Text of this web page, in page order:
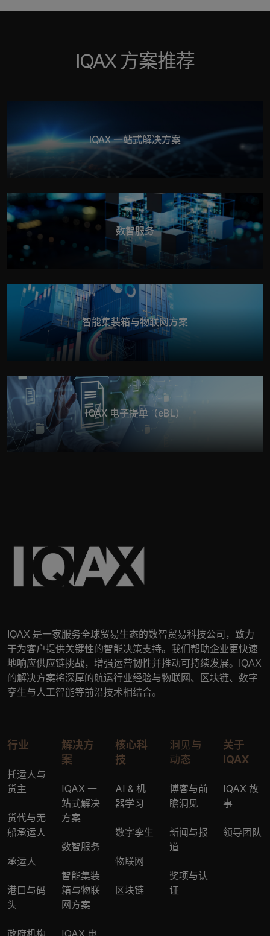
IQAX 方案推荐
IQAX 一站式解决方案
数智服务
智能集装箱与物联网方案
IQAX 电子提单（eBL）
IQAX 是一家服务全球贸易生态的数智贸易科技公司，致力
于为客户提供关键性的智能决策支持。我们帮助企业更快速
地响应供应链挑战，增强运营韧性并推动可持续发展。
IQAX
的解决方案将深厚的航运行业经验与物联网、区块链、数字
孪生与人工智能等前沿技术相结合。
行业
托运人与
货主
货代与无
船承运人
承运人
港口与码
头
解决方
案
IQAX 一
站式解决
方案
数智服务
智能集装
箱与物联
网方案
核心科
技
AI & 机
器学习
数字孪生
物联网
区块链
洞见与
动态
博客与前
瞻洞见
新闻与报
道
奖项与认
证
关于
IQAX
IQAX 故
事
领导团队